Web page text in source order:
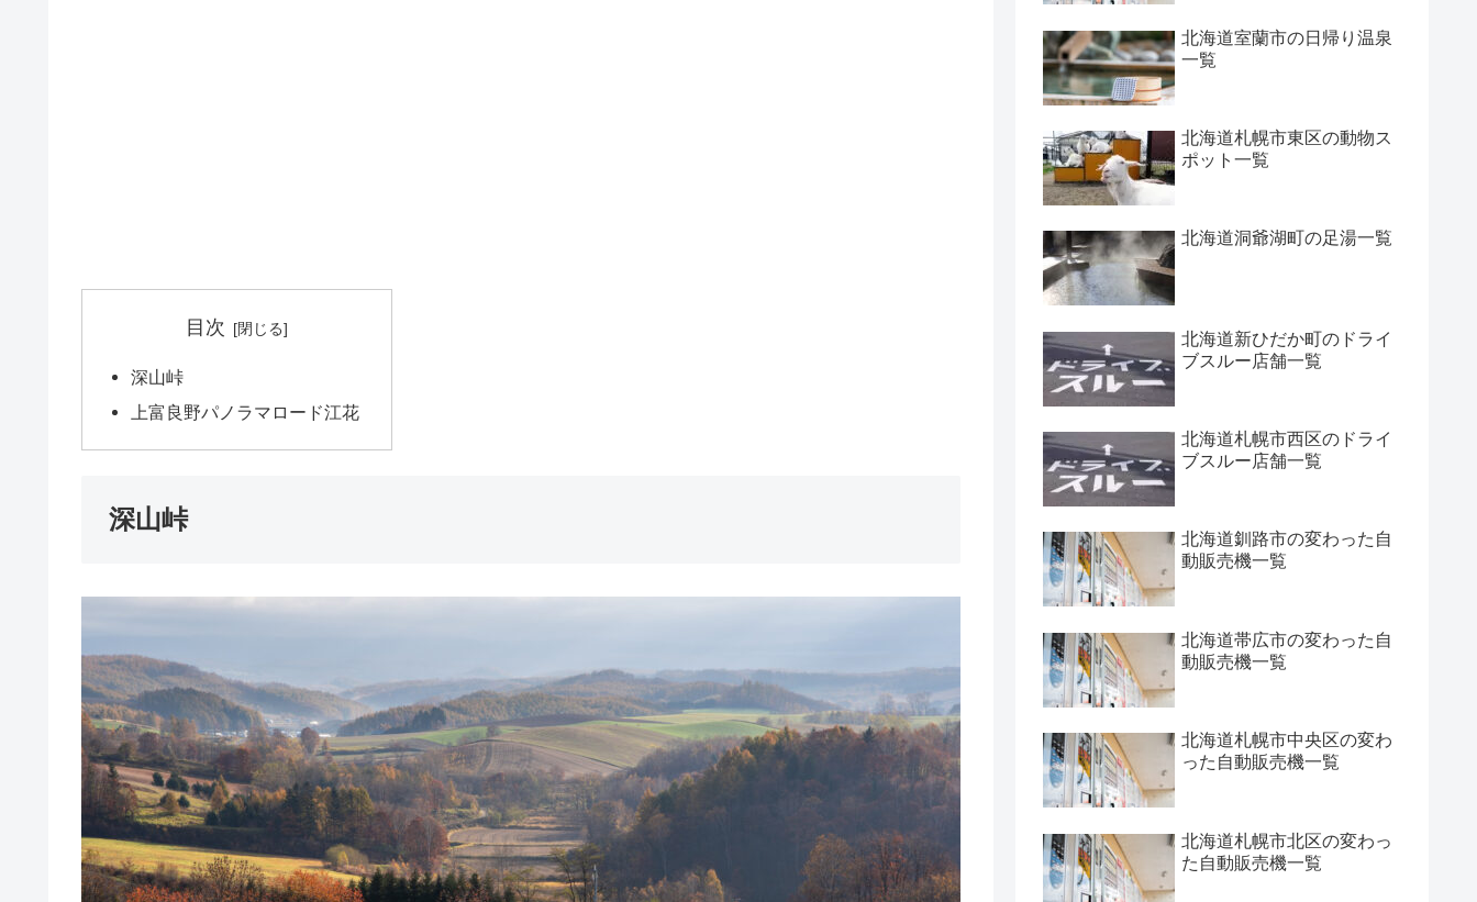
目次
深山峠
上富良野パノラマロード江花
深山峠
北海道室蘭市の日帰り温泉
一覧
北海道札幌市東区の動物ス
ポット一覧
北海道洞爺湖町の足湯一覧
北海道新ひだか町のドライ
ブスルー店舗一覧
北海道札幌市西区のドライ
ブスルー店舗一覧
北海道釧路市の変わった自
動販売機一覧
北海道帯広市の変わった自
動販売機一覧
北海道札幌市中央区の変わ
った自動販売機一覧
北海道札幌市北区の変わっ
た自動販売機一覧